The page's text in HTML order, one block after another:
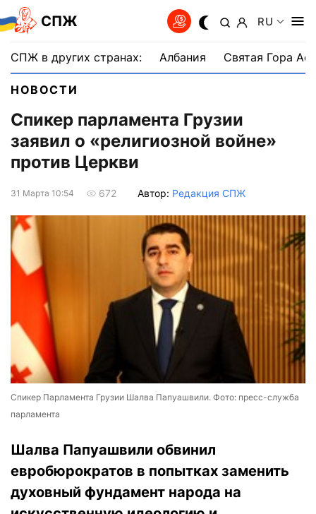
СПЖ RU
СПЖ в других странах: Албания Святая Гора
НОВОСТИ
Спикер парламента Грузии
заявил о «религиозной войне»
против Церкви
31 Марта 10:54 672 Автор: Редакция СПЖ
Спикер Парламента Грузии Шалва Папуашвили. Фото: пресс-служба
парламента
Шалва Папуашвили обвинил
евробюрократов в попытках заменить
духовный фундамент народа на